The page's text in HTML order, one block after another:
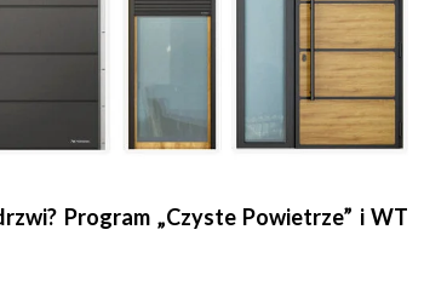
Program „Czyste Powietrze” i WT